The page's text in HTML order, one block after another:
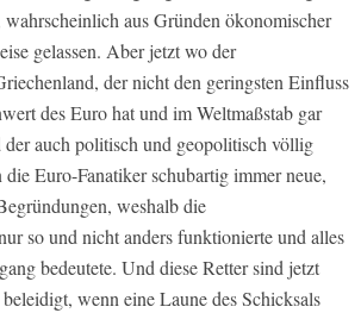
wahrscheinlich aus Gründen ökonomischer
gelassen. Aber jetzt wo der
der nicht den geringsten Einfluss
des Euro hat und im Weltmaßstab gar
auch politisch und geopolitisch völlig
Euro-Fanatiker schubartig immer neue,
weshalb die
so und nicht anders funktionierte und alles
bedeutete. Und diese Retter sind jetzt
wenn eine Laune des Schicksals